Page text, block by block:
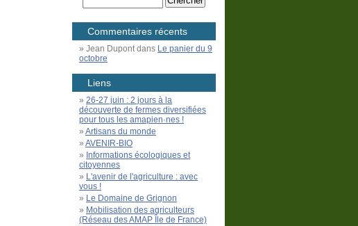
Commentaires récents
Jean Dupontdans Le panier du 9
octobre
Liens
26-27 juin : 2 jours à la
découverte de fermes diversifiées
pour tous les amapien·nes !
Artisans du monde
AVENIR-BIO
Informations écologiques et
citoyennes
L'avenir de l'agriculture : avec
vous !
Le Domaine de Grignon
Mobilisation des agriculteurs
(Réseau des AMAP Île de France)